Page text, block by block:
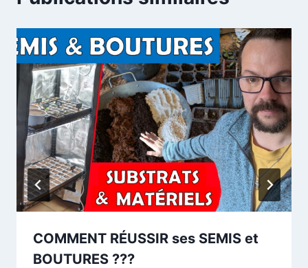
COMMENT RÉUSSIR ses SEMIS et
BOUTURES ???